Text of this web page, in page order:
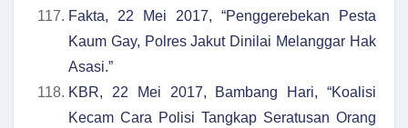
Fakta, 22 Mei 2017, “Penggerebekan Pesta
Kaum Gay, Polres Jakut Dinilai Melanggar Hak
Asasi.”
KBR, 22 Mei 2017, Bambang Hari, “Koalisi
Kecam Cara Polisi Tangkap Seratusan Orang